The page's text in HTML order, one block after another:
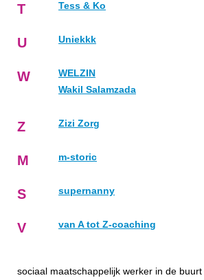
T Tess & Ko
U Uniekkk
W
WELZIN
Wakil Salamzada
Z Zizi Zorg
M m-storic
S supernanny
V van A tot Z-coaching
sociaal maatschappelijk werker in de